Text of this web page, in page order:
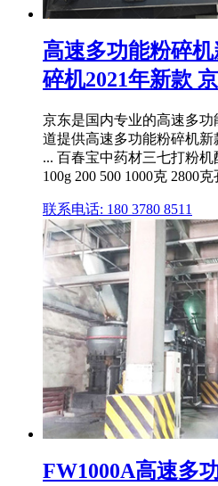
高速多功能粉碎
碎机2021年新款
京东是国内专业的高速多
道提供高速多功能粉碎机
... 百春宝中药材三七打粉
100g 200 500 1000克 2800
联系电话: 180 3780 8511
FW1000A高速多